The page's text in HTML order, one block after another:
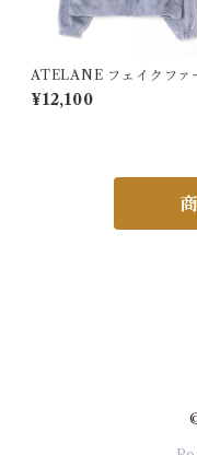
ATELANE フェイクファ
ーカーラー ブルゾン ブル
5A-23001
¥12,100